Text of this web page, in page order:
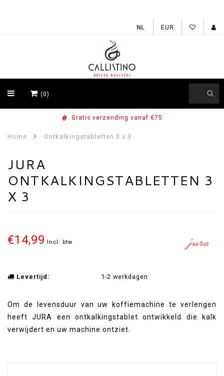
EUR
(0)
Gratis verzending vanaf €75
Home Ontkalkingstabletten 3 x 3
JURA
ONTKALKINGSTABLETTEN 3
X 3
€14,99 Incl. btw
Levertijd: 1-2 werkdagen
Om de levensduur van uw koffiemachine te verlengen
heeft JURA een ontkalkingstablet ontwikkeld die kalk
verwijdert en uw machine ontziet.